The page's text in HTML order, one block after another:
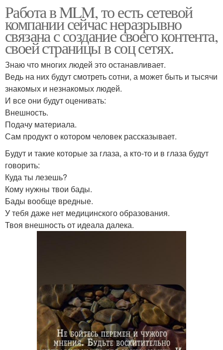
Работа в MLM, то есть сетевой
компании сейчас неразрывно
связана с создание своего контента,
своей страницы в соц сетях.
Знаю что многих людей это останавливает.
Ведь на них будут смотреть сотни, а может быть и тысячи
знакомых и незнакомых людей.
И все они будут оценивать:
Внешность.
Подачу материала.
Сам продукт о котором человек рассказывает.
Будут и такие которые за глаза, а кто-то и в глаза будут
говорить:
Куда ты лезешь?
Кому нужны твои бады.
Бады вообще вредные.
У тебя даже нет медицинского образования.
Твоя внешность от идеала далека.